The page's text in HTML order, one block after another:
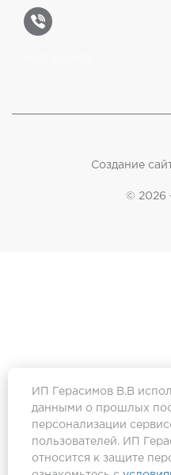
Создание
© 2026
ИП Герасимов В.В
данными о прошлых
персонализации
пользователей. ИП
относится к защите